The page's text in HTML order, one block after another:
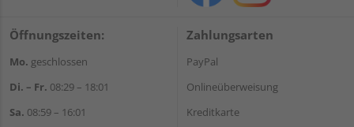
Öffnungszeiten:
Mo. geschlossen
Di. – Fr. 08:29 – 18:01
Sa. 08:59 – 16:01
Zahlungsarten
PayPal
Onlineüberweisung
Kreditkarte